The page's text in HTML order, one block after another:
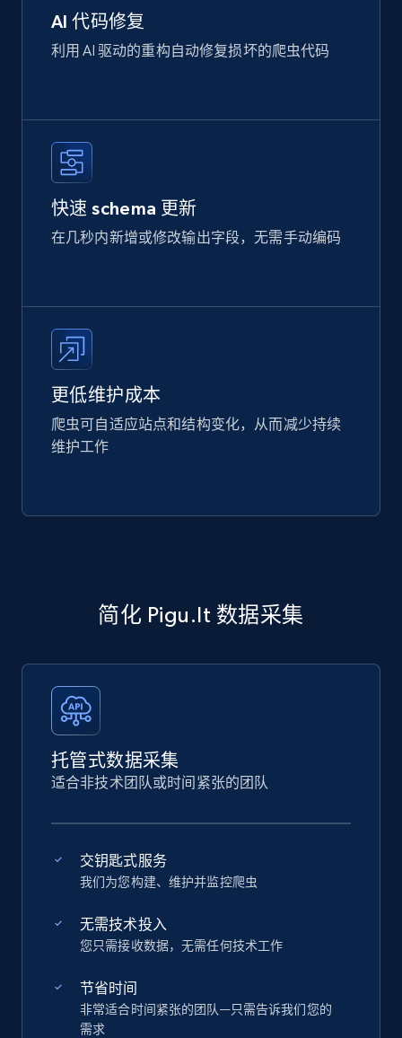
AI 代码修复
利用 AI 驱动的重构自动修复损坏的爬虫代码
快速 schema 更新
在几秒内新增或修改输出字段，无需手动编码
更低维护成本
爬虫可自适应站点和结构变化，从而减少持续
维护工作
简化 Pigu.lt 数据采集
托管式数据采集
适合非技术团队或时间紧张的团队
交钥匙式服务
我们为您构建、维护并监控爬虫
无需技术投入
您只需接收数据，无需任何技术工作
节省时间
非常适合时间紧张的团队—只需告诉我们您的
需求